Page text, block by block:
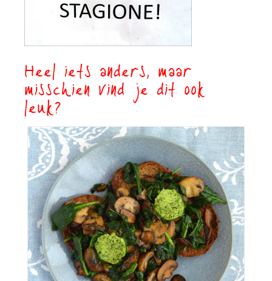
Heel iets anders, maar
misschien vind je dit ook
leuk?